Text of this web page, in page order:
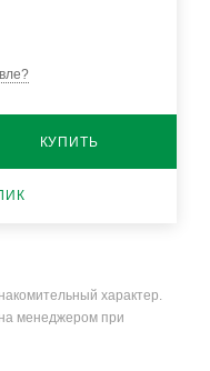
КУПИТЬ
характер.
менеджером при